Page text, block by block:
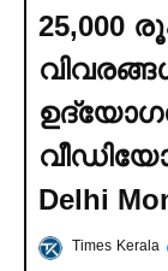
25,000
വീഡിയോ
Delhi
Times Kerala